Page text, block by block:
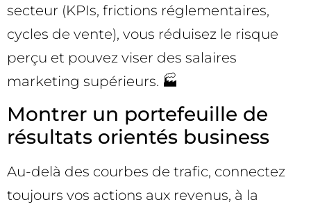
secteur (KPIs, frictions réglementaires,
cycles de vente), vous réduisez le risque
perçu et pouvez viser des salaires
marketing supérieurs. 🏭
Montrer un portefeuille de
résultats orientés business
Au-delà des courbes de trafic, connectez
toujours vos actions aux revenus, à la